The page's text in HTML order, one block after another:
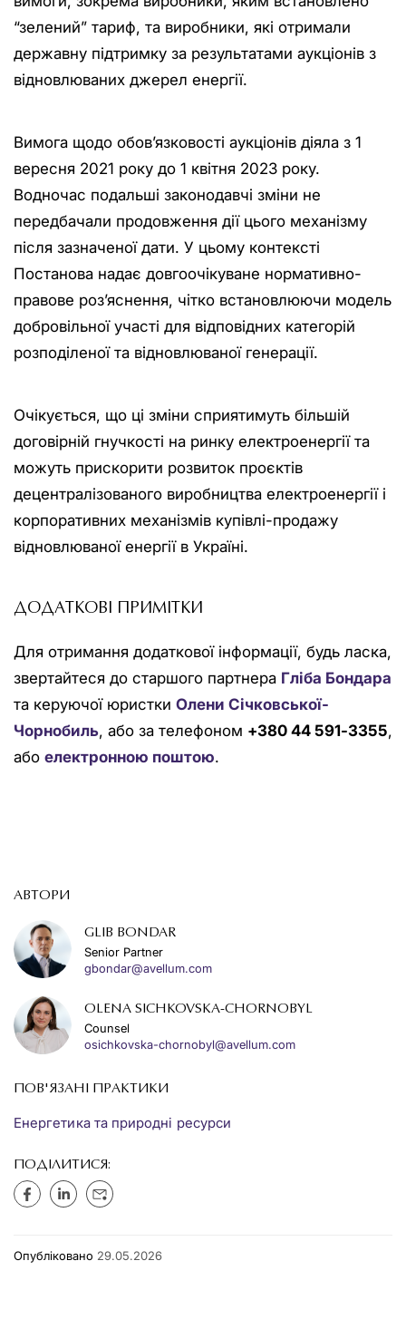
“зелений” тариф, та виробники, які отримали
державну підтримку за результатами аукціонів з
відновлюваних джерел енергії.
Вимога щодо обов’язковості аукціонів діяла з 1
вересня 2021 року до 1 квітня 2023 року.
Водночас подальші законодавчі зміни не
передбачали продовження дії цього механізму
після зазначеної дати. У цьому контексті
Постанова надає довгоочікуване нормативно-
правове роз’яснення, чітко встановлюючи модель
добровільної участі для відповідних категорій
розподіленої та відновлюваної генерації.
Очікується, що ці зміни сприятимуть більшій
договірній гнучкості на ринку електроенергії та
можуть прискорити розвиток проєктів
децентралізованого виробництва електроенергії і
корпоративних механізмів купівлі-продажу
відновлюваної енергії в Україні.
ДОДАТКОВІ ПРИМІТКИ
Для отримання додаткової інформації, будь ласка,
звертайтеся до старшого партнера Гліба Бондара
та керуючої юристки Олени Січковської-
Чорнобиль, або за телефоном +380 44 591-3355,
або електронною поштою.
АВТОРИ
GLIB BONDAR
Senior Partner
gbondar@avellum.com
OLENA SICHKOVSKA-CHORNOBYL
Counsel
osichkovska-chornobyl@avellum.com
ПОВ'ЯЗАНІ ПРАКТИКИ
Енергетика та природні ресурси
ПОДІЛИТИСЯ:
Опубліковано 29.05.2026